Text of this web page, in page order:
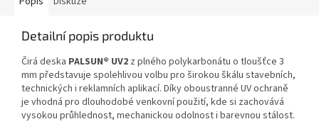
Detailní popis produktu
Čirá deska PALSUN® UV2 z plného polykarbonátu o tloušťce 3
mm představuje spolehlivou volbu pro širokou škálu stavebních,
technických i reklamních aplikací. Díky oboustranné UV ochraně
je vhodná pro dlouhodobé venkovní použití, kde si zachovává
vysokou průhlednost, mechanickou odolnost i barevnou stálost.